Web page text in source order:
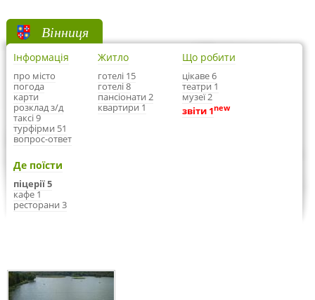
Вінниця
Інформація
про місто
погода
карти
розклад з/д
таксі 9
турфірми 51
вопрос-ответ
Житло
готелі 15
готелі 8
пансіонати 2
квартири 1
Що робити
цікаве 6
театри 1
музеї 2
звіти 1new
Де поїсти
піцерії 5
кафе 1
ресторани 3